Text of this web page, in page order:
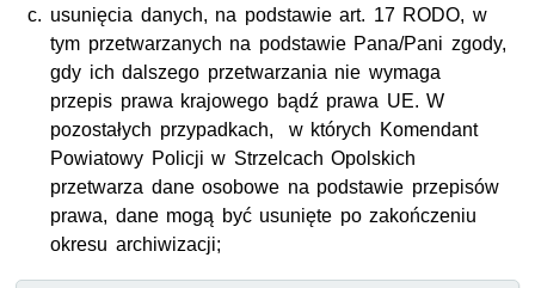
usunięcia danych, na podstawie art. 17 RODO, w
tym przetwarzanych na podstawie Pana/Pani zgody,
gdy ich dalszego przetwarzania nie wymaga
przepis prawa krajowego bądź prawa UE. W
pozostałych przypadkach, w których Komendant
Powiatowy Policji w Strzelcach Opolskich
przetwarza dane osobowe na podstawie przepisów
prawa, dane mogą być usunięte po zakończeniu
okresu archiwizacji;